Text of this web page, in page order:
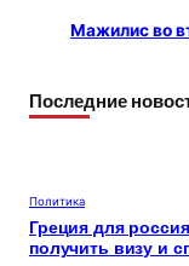
Мажилис во
Последние
Политика
Греция для
получить визу и